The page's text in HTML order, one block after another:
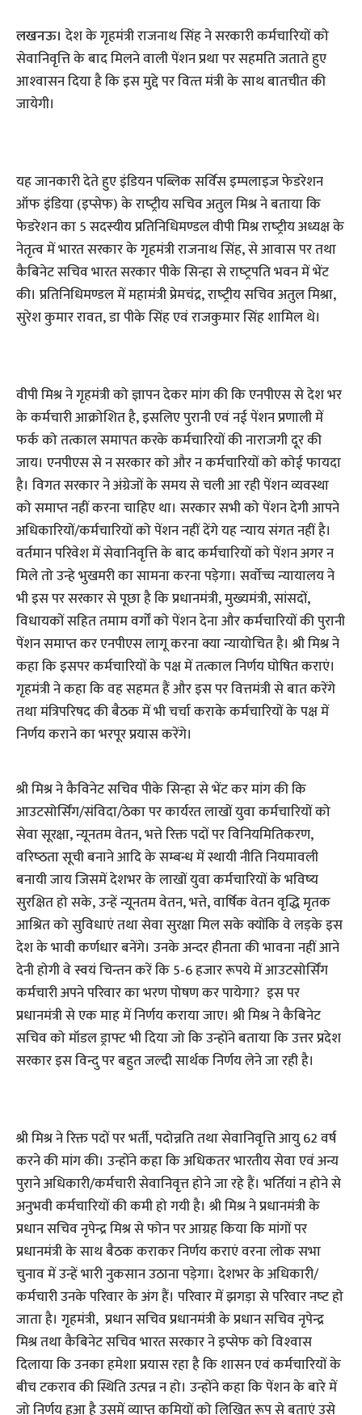
लखनऊ। देश के गृहमंत्री राजनाथ सिंह ने सरकारी कर्मचारियों को
सेवानिवृत्ति के बाद मिलने वाली पेंशन प्रथा पर सहमति जताते हुए
आश्‍वासन दिया है कि इस मुद्दे पर वित्‍त मंत्री के साथ बातचीत की
जायेगी।
यह जानकारी देते हुए इंडियन पब्लिक सर्विस इम्पलाइज फेडरेशन
ऑफ इंडिया (इप्सेफ) के राष्‍ट्रीय सचिव अतुल मिश्र ने बताया कि
फेडरेशन का 5 सदस्यीय प्रतिनिधिमण्डल वीपी मिश्र राष्‍ट्रीय अध्यक्ष के
नेतृत्व में भारत सरकार के गृहमंत्री राजनाथ सिंह, से आवास पर तथा
कैबिनेट सचिव भारत सरकार पीके सिन्हा से राष्‍ट्रपति भवन में भेंट
की। प्रतिनिधिमण्डल में महामंत्री प्रेमचंद्र, राष्‍ट्रीय सचिव अतुल मिश्रा,
सुरेश कुमार रावत, डा पीके सिंह एवं राजकुमार सिंह शामिल थे।
वीपी मिश्र ने गृहमंत्री को ज्ञापन देकर मांग की कि एनपीएस से देश भर
के कर्मचारी आक्रोशित है, इसलिए पुरानी एवं नई पेंशन प्रणाली में
फर्क को तत्काल समापत करके कर्मचारियों की नाराजगी दूर की
जाय। एनपीएस से न सरकार को और न कर्मचारियों को कोई फायदा
है। विगत सरकार ने अंग्रेजों के समय से चली आ रही पेंशन व्यवस्था
को समाप्त नहीं करना चाहिए था। सरकार सभी को पेंशन देगी आपने
अधिकारियों/कर्मचारियों को पेंशन नहीं देंगे यह न्‍याय संगत नहीं है।
वर्तमान परिवेश में सेवानिवृत्ति के बाद कर्मचारियों को पेंशन अगर न
मिले तो उन्हे भुखमरी का सामना करना पड़ेगा। सर्वोच्च न्यायालय ने
भी इस पर सरकार से पूछा है कि प्रधानमंत्री, मुख्यमंत्री, सांसदों,
विधायकों सहित तमाम वर्गों को पेंशन देना और कर्मचारियों की पुरानी
पेंशन समाप्त कर एनपीएस लागू करना क्या न्यायोचित है। श्री मिश्र ने
कहा कि इसपर कर्मचारियों के पक्ष में तत्काल निर्णय घोषित कराएं।
गृहमंत्री ने कहा कि वह सहमत हैं और इस पर वित्तमंत्री से बात करेंगे
तथा मंत्रि‍परिषद की बैठक में भी चर्चा कराके कर्मचारियों के पक्ष में
निर्णय कराने का भरपूर प्रयास करेंगे।
श्री मिश्र ने कैविनेट सचिव पीके सिन्हा से भेंट कर मांग की कि
आउटसोर्सिंग/संविदा/ठेका पर कार्यरत लाखों युवा कर्मचारियों को
सेवा सूरक्षा, न्यूनतम वेतन, भत्ते रिक्त पदों पर विनियमितिकरण,
वरिष्‍ठता सूची बनाने आदि के सम्बन्ध में स्थायी नीति नियमावली
बनायी जाय जिसमें देशभर के लाखों युवा कर्मचारियों के भविष्‍य
सुरक्षित हो सके, उन्हें न्यूनतम वेतन, भत्ते, वार्षिक वेतन वृद्धि मृतक
आश्रित को सुविधाएं तथा सेवा सुरक्षा मिल सके क्योंकि वे लड़के इस
देश के भावी कर्णधार बनेंगे। उनके अन्दर हीनता की भावना नहीं आने
देनी होगी वे स्वयं चिन्तन करें कि 5-6 हजार रूपये में आउटसोर्सिंग
कर्मचारी अपने परिवार का भरण पोषण कर पायेगा? इस पर
प्रधानमंत्री से एक माह में निर्णय कराया जाए। श्री मिश्र ने कैबिनेट
सचिव को मॉडल ड्राफ्ट भी दिया जो कि उन्होंने बताया कि उत्तर प्रदेश
सरकार इस विन्दु पर बहुत जल्दी सार्थक निर्णय लेने जा रही है।
श्री मिश्र ने रिक्त पदों पर भर्ती, पदोन्नति तथा सेवानिवृत्ति आयु 62 वर्ष
करने की मांग की। उन्होंने कहा कि अधिकतर भारतीय सेवा एवं अन्य
पुराने अधिकारी/कर्मचारी सेवानिवृत्त होने जा रहे हैं। भर्तियां न होने से
अनुभवी कर्मचारियों की कमी हो गयी है। श्री मिश्र ने प्रधानमंत्री के
प्रधान सचिव नृपेन्द्र मिश्र से फोन पर आग्रह किया कि मांगों पर
प्रधानमंत्री के साथ बैठक कराकर निर्णय कराएं वरना लोक सभा
चुनाव में उन्हें भारी नुकसान उठाना पड़ेगा। देशभर के अधिकारी/
कर्मचारी उनके परिवार के अंग हैं। परिवार में झगड़ा से परिवार नष्‍ट हो
जाता है। गृहमंत्री, प्रधान सचिव प्रधानमंत्री के प्रधान सचिव नृपेन्द्र
मिश्र तथा कैबिनेट सचिव भारत सरकार ने इप्सेफ को विश्‍वास
दिलाया कि उनका हमेशा प्रयास रहा है कि शासन एवं कर्मचारियों के
बीच टकराव की स्थिति उत्पन्न न हो। उन्होंने कहा कि पेंशन के बारे में
जो निर्णय हुआ है उसमें व्याप्त कमियों को लिखित रूप से बताएं उसे